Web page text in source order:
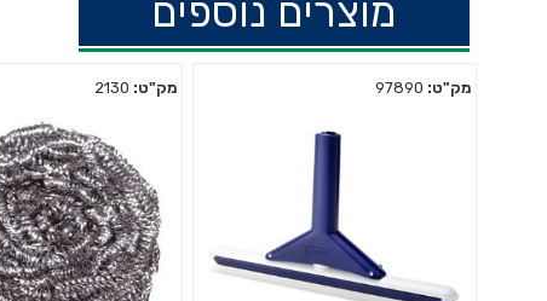
מוצרים נוספים
מק"ט: מק"ט: